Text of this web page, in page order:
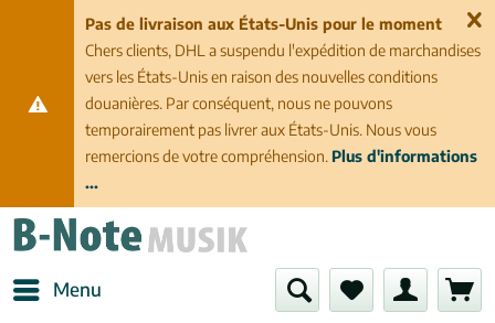
Pas de livraison aux États-Unis pour le moment
Chers clients, DHL a suspendu l'expédition de marchandises
vers les États-Unis en raison des nouvelles conditions
douanières. Par conséquent, nous ne pouvons
temporairement pas livrer aux États-Unis. Nous vous
remercions de votre compréhension. Plus d'informations
...
Menu